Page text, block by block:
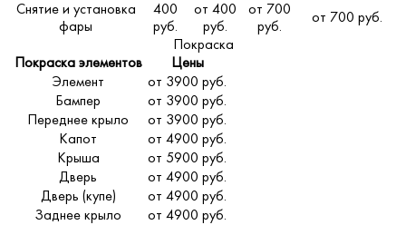
Снятие и установка
фары
400
руб.
от 400
руб.
от 700
руб.
от 700 руб.
Покраска
Покраска элементов
Цены
Элемент
от 3900 руб.
Бампер
от 3900 руб.
Переднее крыло
от 3900 руб.
Капот
от 4900 руб.
Крыша
от 5900 руб.
Дверь
от 4900 руб.
Дверь (купе)
от 4900 руб.
Заднее крыло
от 4900 руб.